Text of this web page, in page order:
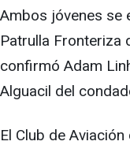
Ambos jóvenes se
Patrulla Fronteriza
confirmó Adam
Alguacil del
El Club de